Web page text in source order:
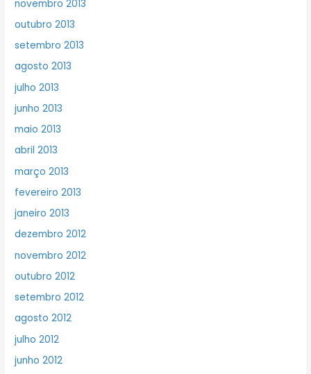
novembro 2013
outubro 2013
setembro 2013
agosto 2013
julho 2013
junho 2013
maio 2013
abril 2013
março 2013
fevereiro 2013
janeiro 2013
dezembro 2012
novembro 2012
outubro 2012
setembro 2012
agosto 2012
julho 2012
junho 2012